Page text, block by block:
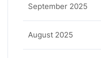
September 2025
August 2025